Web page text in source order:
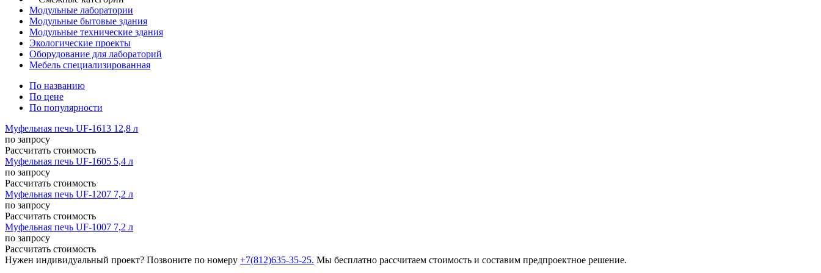
Модульные лаборатории
Модульные бытовые здания
Модульные технические здания
Экологические проекты
Оборудование для лабораторий
Мебель специализированная
По названию
По цене
По популярности
Муфельная печь UF-1613 12,8 л
по запросу
Рассчитать стоимость
Муфельная печь UF-1605 5,4 л
по запросу
Рассчитать стоимость
Муфельная печь UF-1207 7,2 л
по запросу
Рассчитать стоимость
Муфельная печь UF-1007 7,2 л
по запросу
Рассчитать стоимость
Нужен индивидуальный проект? Позвоните по номеру +7(812)635-35-25. Мы бесплатно рассчитаем стоимость и составим предпроектное решение.